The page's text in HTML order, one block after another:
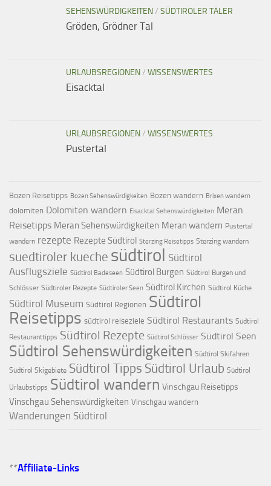
SEHENSWÜRDIGKEITEN/ SÜDTIROLER TÄLER
Gröden, Grödner Tal
URLAUBSREGIONEN/ WISSENSWERTES
Eisacktal
URLAUBSREGIONEN/ WISSENSWERTES
Pustertal
Bozen Reisetipps Bozen Sehenswürdigkeiten Bozen wandern Brixen wandern
dolomiten Dolomiten wandern Eisacktal Sehenswürdigkeiten Meran
Reisetipps Meran Sehenswürdigkeiten Meran wandern Pustertal
wandern rezepte Rezepte Südtirol Sterzing Reisetipps Sterzing wandern
suedtiroler kueche südtirol Südtirol
Ausflugsziele Südtirol Badeseen Südtirol Burgen Südtirol Burgen und
Schlösser Südtiroler Rezepte Südtiroler Seen Südtirol Kirchen Südtirol Küche
Südtirol Museum Südtirol Regionen Südtirol
Reisetipps südtirol reiseziele Südtirol Restaurants Südtirol
Restauranttipps Südtirol Rezepte Südtirol Schlösser Südtirol Seen
Südtirol Sehenswürdigkeiten Südtirol Skifahren
Südtirol Skigebiete Südtirol Tipps Südtirol Urlaub Südtirol
Urlaubstipps Südtirol wandern Vinschgau Reisetipps
Vinschgau Sehenswürdigkeiten Vinschgau wandern
Wanderungen Südtirol
**Affiliate-Links